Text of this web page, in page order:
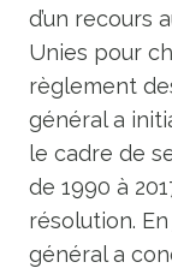
d’un recours
Unies pour
règlement
général a
le cadre de
de 1990 à
résolution.
général a